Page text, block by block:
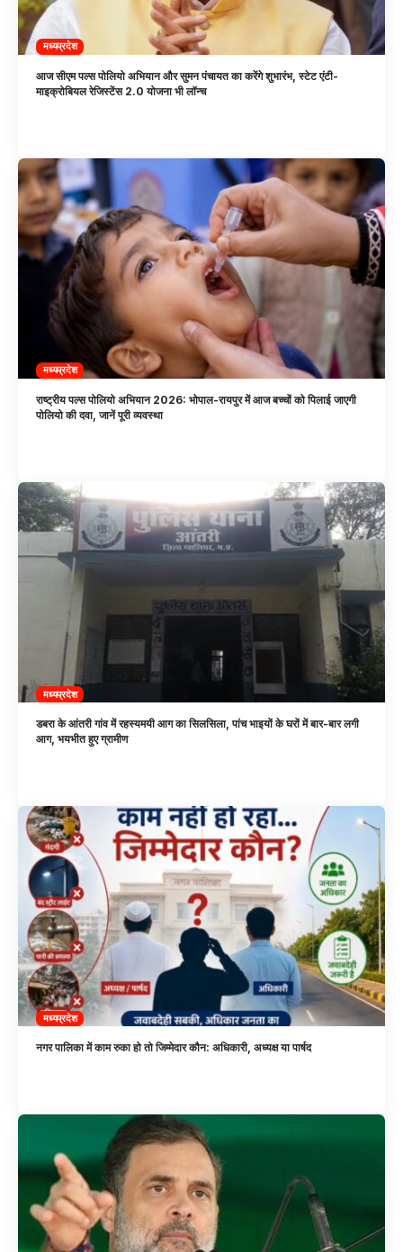
मध्यप्रदेश
आज सीएम पल्स पोलियो अभियान और सुमन पंचायत का करेंगे शुभारंभ, स्टेट एंटी-
माइक्रोबियल रेजिस्टेंस 2.0 योजना भी लॉन्च
मध्यप्रदेश
राष्ट्रीय पल्स पोलियो अभियान 2026: भोपाल-रायपुर में आज बच्चों को पिलाई जाएगी
पोलियो की दवा, जानें पूरी व्यवस्था
मध्यप्रदेश
डबरा के आंतरी गांव में रहस्यमयी आग का सिलसिला, पांच भाइयों के घरों में बार-बार लगी
आग, भयभीत हुए ग्रामीण
मध्यप्रदेश
नगर पालिका में काम रुका हो तो जिम्मेदार कौन: अधिकारी, अध्यक्ष या पार्षद